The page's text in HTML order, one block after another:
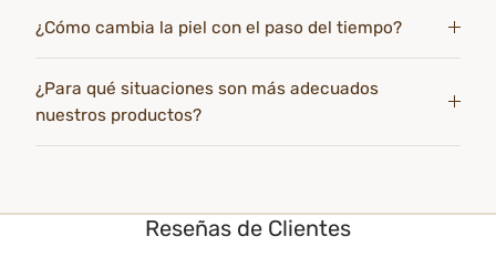
¿Cómo cambia la piel con el paso del tiempo?
¿Para qué situaciones son más adecuados
nuestros productos?
Reseñas de Clientes